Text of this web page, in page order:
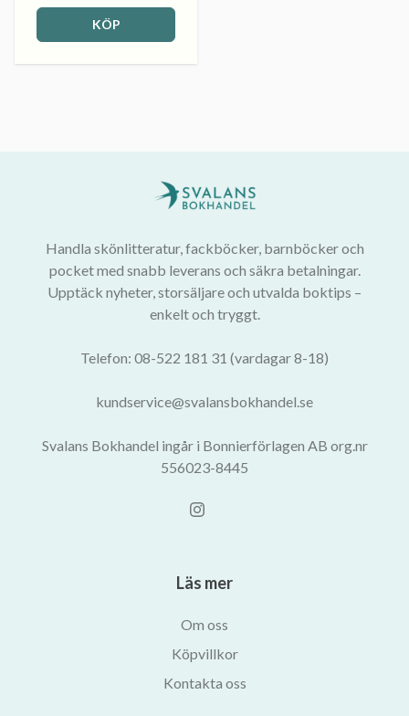
KÖP
Handla skönlitteratur, fackböcker, barnböcker och
pocket med snabb leverans och säkra betalningar.
Upptäck nyheter, storsäljare och utvalda boktips –
enkelt och tryggt.
Telefon: 08-522 181 31 (vardagar 8-18)
kundservice@svalansbokhandel.se
Svalans Bokhandel ingår i Bonnierförlagen AB org.nr
556023-8445
Läs mer
Om oss
Köpvillkor
Kontakta oss